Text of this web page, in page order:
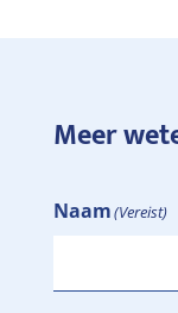
Meer
Naam(Vereist)